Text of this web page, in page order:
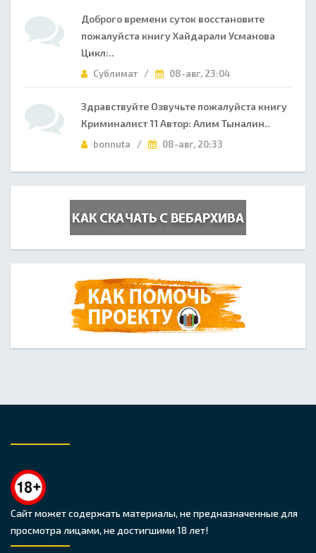
Доброго времени суток восстановите
пожалуйста книгу Хайдарали Усманова
Цикл:..
Сублимат / 08-авг, 23:04
Здравствуйте Озвучьте пожалуйста книгу
Криминалист 11 Автор: Алим Тыналин..
bonnuta / 08-авг, 20:33
Сайт может содержать материалы, не предназначенные для
просмотра лицами, не достигшими 18 лет!